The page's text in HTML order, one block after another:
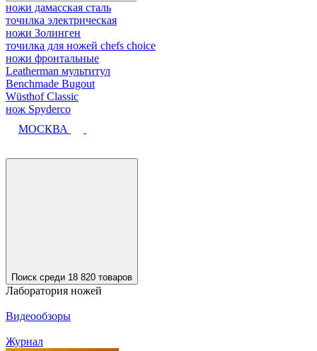
ножи дамасская сталь
точилка электрическая
ножи Золинген
точилка для ножей chefs choice
ножи фронтальные
Leatherman мультитул
Benchmade Bugout
Wüsthof Classic
нож Spyderco
МОСКВА
Поиск среди 18 820 товаров
Лаборатория ножей
Видеообзоры
Журнал